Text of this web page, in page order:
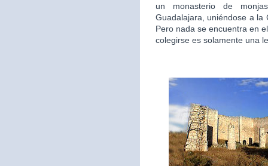
un monasterio de
Guadalajara, uniéndose a la
Pero nada se encuentra en
colegirse es solamente una